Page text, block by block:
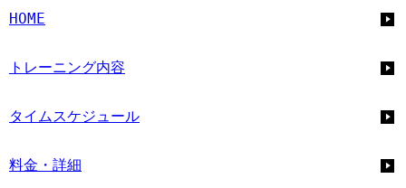
HOME
トレーニング内容
タイムスケジュール
料金・詳細